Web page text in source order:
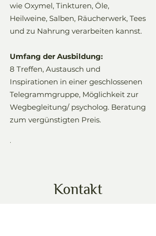
wie Oxymel, Tinkturen, Öle,
Heilweine, Salben, Räucherwerk, Tees
und zu Nahrung verarbeiten kannst.
Umfang der Ausbildung:
8 Treffen, Austausch und
Inspirationen in einer geschlossenen
Telegrammgruppe, Möglichkeit zur
Wegbegleitung/ psycholog. Beratung
zum vergünstigten Preis.
.
Kontakt